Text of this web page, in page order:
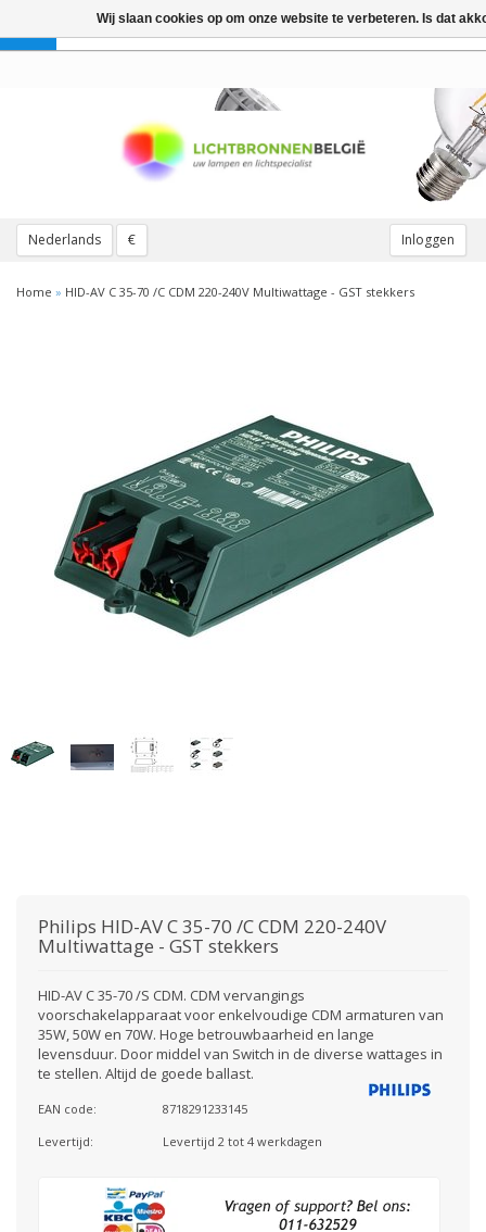
Nederlands € Inloggen
navigation
Home » HID-AV C 35-70 /C CDM 220-240V Multiwattage - GST stekkers
Philips HID-AV C 35-70 /C CDM 220-240V
Multiwattage - GST stekkers
HID-AV C 35-70 /S CDM. CDM vervangings
voorschakelapparaat voor enkelvoudige CDM armaturen van
35W, 50W en 70W. Hoge betrouwbaarheid en lange
levensduur. Door middel van Switch in de diverse wattages in
te stellen. Altijd de goede ballast.
EAN code:
8718291233145
Levertijd:
Levertijd 2 tot 4 werkdagen
Wij slaan cookies op om onze website te verbeteren. Is dat